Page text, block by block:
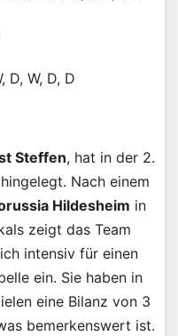
D, W, D, D
Steffen, hat in der 2.
Nach einem
Hildesheim in
zeigt das Team
intensiv für einen
ein. Sie haben in
eine Bilanz von 3
bemerkenswert ist.